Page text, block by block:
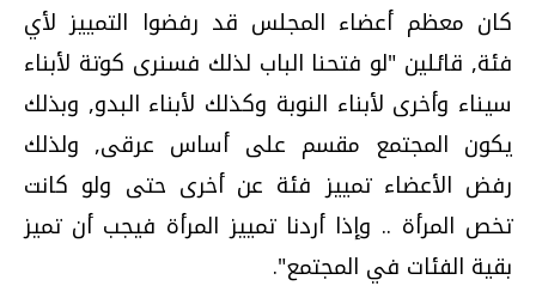
كان معظم أعضاء المجلس قد رفضوا التمييز لأي
فئة, قائلين "لو فتحنا الباب لذلك فسنرى كوتة لأبناء
سيناء وأخرى لأبناء النوبة وكذلك لأبناء البدو, وبذلك
يكون المجتمع مقسم على أساس عرقى, ولذلك
رفض الأعضاء تمييز فئة عن أخرى حتى ولو كانت
تخص المرأة .. وإذا أردنا تمييز المرأة فيجب أن تميز
بقية الفئات في المجتمع".